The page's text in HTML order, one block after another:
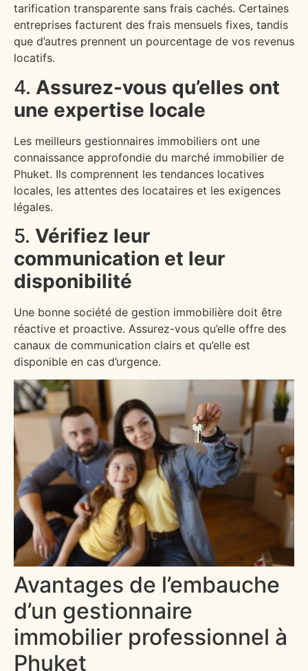
tarification transparente sans frais cachés. Certaines
entreprises facturent des frais mensuels fixes, tandis
que d’autres prennent un pourcentage de vos revenus
locatifs.
4. Assurez-vous qu’elles ont
une expertise locale
Les meilleurs gestionnaires immobiliers ont une
connaissance approfondie du marché immobilier de
Phuket. Ils comprennent les tendances locatives
locales, les attentes des locataires et les exigences
légales.
5. Vérifiez leur
communication et leur
disponibilité
Une bonne société de gestion immobilière doit être
réactive et proactive. Assurez-vous qu’elle offre des
canaux de communication clairs et qu’elle est
disponible en cas d’urgence.
Avantages de l’embauche
d’un gestionnaire
immobilier professionnel à
Phuket